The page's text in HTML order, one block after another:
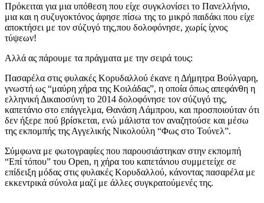
Πρόκειται για μια υπόθεση που είχε συγκλονίσει το Πανελλήνιο,
μια και η συζυγοκτόνος άφησε πίσω της το μικρό παιδάκι που είχε
αποκτήσει με τον σύζυγό της,που δολοφόνησε, χωρίς ίχνος
τύψεων!
Αλλά ας πάρουμε τα πράγματα με την σειρά τους:
Πασαρέλα στις φυλακές Κορυδαλλού έκανε η Δήμητρα Βούλγαρη,
γνωστή ως “μαύρη χήρα της Κοιλάδας”, η οποία όπως απεφάνθη η
ελληνική Δικαιοσύνη το 2014 δολοφόνησε τον σύζυγό της,
καπετάνιο στο επάγγελμα, Θανάση Λάμπρου, και προσποιούταν ότι
δεν ήξερε πού βρίσκεται, ενώ μάλιστα τον αναζητούσε και μέσω
της εκπομπής της Αγγελικής Νικολούλη “Φως στο Τούνελ”.
Σύμφωνα με φωτογραφίες που παρουσιάστηκαν στην εκπομπή
“Επί τόπου” του Open, η χήρα του καπετάνιου συμμετείχε σε
επίδειξη μόδας στις φυλακές Κορυδαλλού, κάνοντας πασαρέλα με
εκκεντρικά σύνολα μαζί με άλλες συγκρατούμενές της.